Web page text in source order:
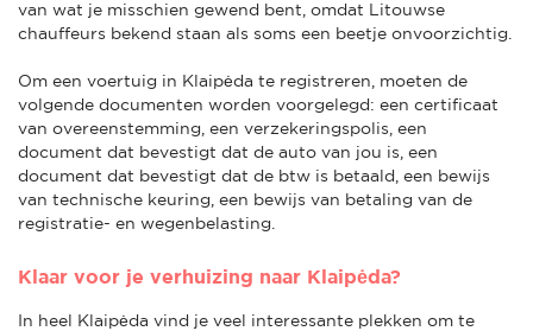
van wat je misschien gewend bent, omdat Litouwse
chauffeurs bekend staan als soms een beetje onvoorzichtig.
Om een voertuig in Klaipėda te registreren, moeten de
volgende documenten worden voorgelegd: een certificaat
van overeenstemming, een verzekeringspolis, een
document dat bevestigt dat de auto van jou is, een
document dat bevestigt dat de btw is betaald, een bewijs
van technische keuring, een bewijs van betaling van de
registratie- en wegenbelasting.
Klaar voor je verhuizing naar Klaipėda?
In heel Klaipėda vind je veel interessante plekken om te